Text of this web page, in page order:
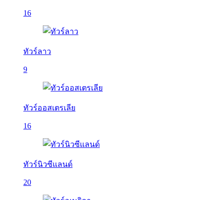
16
ทัวร์ลาว
9
ทัวร์ออสเตรเลีย
16
ทัวร์นิวซีแลนด์
20